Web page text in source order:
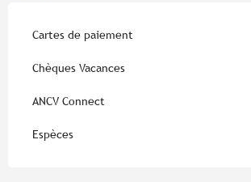
Cartes de paiement
Chèques Vacances
ANCV Connect
Espèces